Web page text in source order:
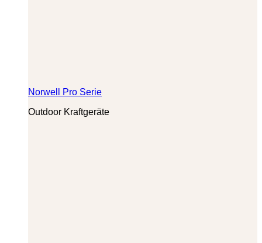
Norwell Pro Serie
Outdoor Kraftgeräte